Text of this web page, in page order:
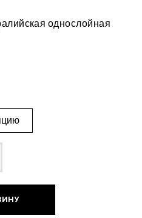
однослойная